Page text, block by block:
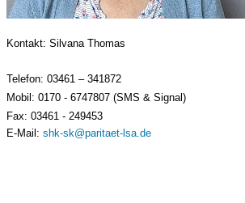
Kontakt: Silvana Thomas
Telefon: 03461 – 341872
Mobil: 0170 - 6747807 (SMS & Signal)
Fax: 03461 - 249453
E-Mail: shk-sk@paritaet-lsa.de